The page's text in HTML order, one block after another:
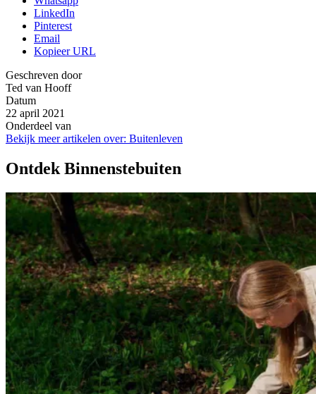
LinkedIn
Pinterest
Email
Kopieer URL
Geschreven door
Ted van Hooff
Datum
22 april 2021
Onderdeel van
Bekijk meer artikelen over: Buitenleven
Ontdek Binnenstebuiten